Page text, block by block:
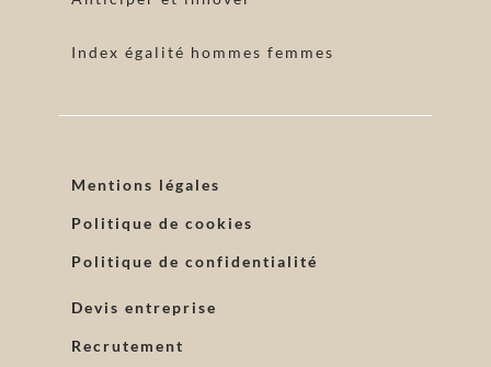
Index égalité hommes femmes
Mentions légales
Politique de cookies
Politique de confidentialité
Devis entreprise
Recrutement